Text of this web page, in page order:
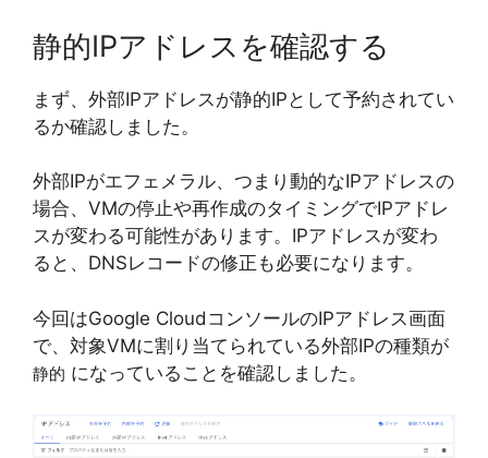
静的IPアドレスを確認する
まず、外部IPアドレスが静的IPとして予約されてい
るか確認しました。
外部IPがエフェメラル、つまり動的なIPアドレスの
場合、VMの停止や再作成のタイミングでIPアドレ
スが変わる可能性があります。IPアドレスが変わ
ると、DNSレコードの修正も必要になります。
今回はGoogle CloudコンソールのIPアドレス画面
で、対象VMに割り当てられている外部IPの種類が
静的 になっていることを確認しました。